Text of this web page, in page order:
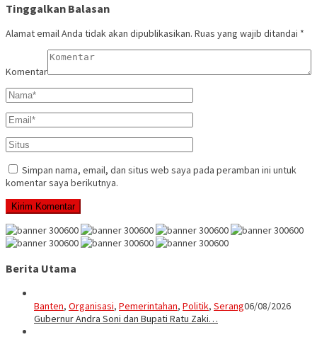
Tinggalkan Balasan
Alamat email Anda tidak akan dipublikasikan. Ruas yang wajib ditandai *
Komentar
Simpan nama, email, dan situs web saya pada peramban ini untuk
komentar saya berikutnya.
Berita Utama
Banten, Organisasi, Pemerintahan, Politik, Serang06/08/2026
Gubernur Andra Soni dan Bupati Ratu Zaki…